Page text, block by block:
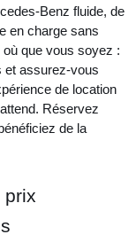
Benz fluide, de
en charge sans
que vous soyez :
et assurez-vous
de location
Réservez
de la